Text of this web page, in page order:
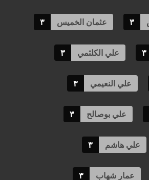
٣ عثمان الخميس ٣
٣ علي الكلثمي ٣
علي النعيمي ٣
علي بوصالح ٣
علي هاشم ٣
عمار شهاب ٣